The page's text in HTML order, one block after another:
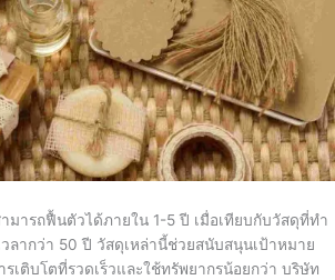
มารถฟื้นตัวได้ภายใน 1-5 ปี เมื่อเทียบกับวัสดุที่ทำ
วลากว่า 50 ปี วัสดุเหล่านี้ช่วยสนับสนุนเป้าหมาย
เติบโตที่รวดเร็วและใช้ทรัพยากรน้อยกว่า บริษัท